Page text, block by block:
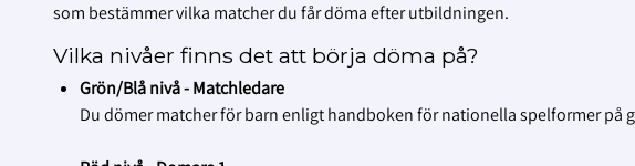
som bestämmer vilka matcher du får döma efter utbildningen.
Vilka nivåer finns det att börja döma på?
Grön/Blå nivå - Matchledare
Du dömer matcher för barn enligt handboken för nationella spelformer på